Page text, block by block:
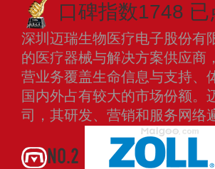
口碑指数1748 已
深圳迈瑞生物医疗电子股份有
的医疗器械与解决方案供应商
营业务覆盖生命信息与支持、
国内外占有较大的市场份额。
司，其研发、营销和服务网
NO.2